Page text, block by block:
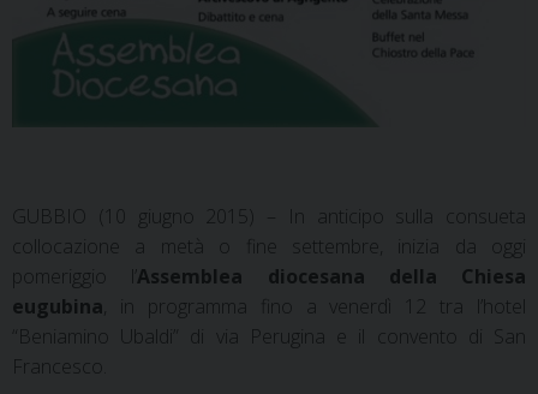
GUBBIO (10 giugno 2015) – In anticipo sulla consueta
collocazione a metà o fine settembre, inizia da oggi
pomeriggio l’Assemblea diocesana della Chiesa
eugubina
in programma fino a venerdì 12 tra l’hotel
“Beniamino Ubaldi” di via Perugina e il convento di San
Francesco.